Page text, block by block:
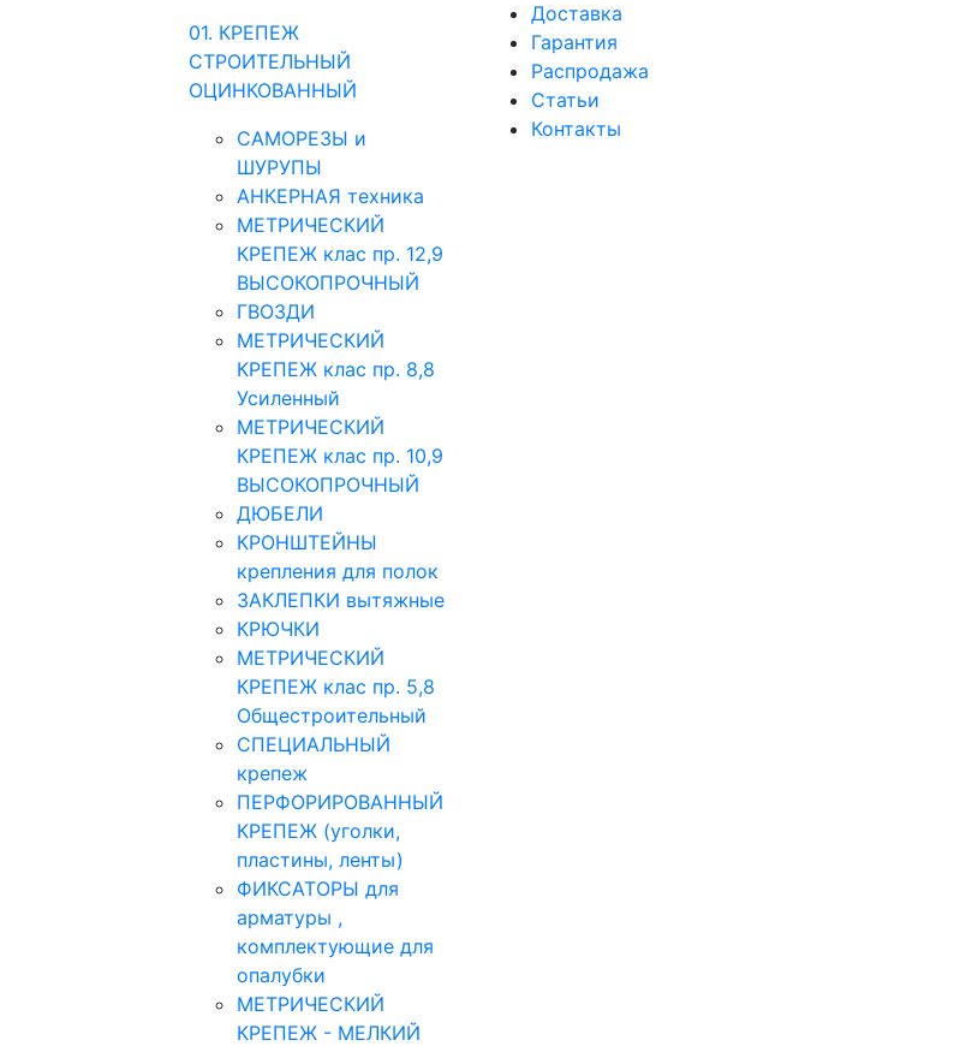
01. КРЕПЕЖ
СТРОИТЕЛЬНЫЙ
ОЦИНКОВАННЫЙ
САМОРЕЗЫ и
ШУРУПЫ
АНКЕРНАЯ техника
МЕТРИЧЕСКИЙ
КРЕПЕЖ клас пр. 12,9
ВЫСОКОПРОЧНЫЙ
ГВОЗДИ
МЕТРИЧЕСКИЙ
КРЕПЕЖ клас пр. 8,8
Усиленный
МЕТРИЧЕСКИЙ
КРЕПЕЖ клас пр. 10,9
ВЫСОКОПРОЧНЫЙ
ДЮБЕЛИ
КРОНШТЕЙНЫ
крепления для полок
ЗАКЛЕПКИ вытяжные
КРЮЧКИ
МЕТРИЧЕСКИЙ
КРЕПЕЖ клас пр. 5,8
Общестроительный
СПЕЦИАЛЬНЫЙ
крепеж
ПЕРФОРИРОВАННЫЙ
КРЕПЕЖ (уголки,
пластины, ленты)
ФИКСАТОРЫ для
арматуры ,
комплектующие для
опалубки
МЕТРИЧЕСКИЙ
КРЕПЕЖ - МЕЛКИЙ
Доставка
Гарантия
Распродажа
Статьи
Контакты